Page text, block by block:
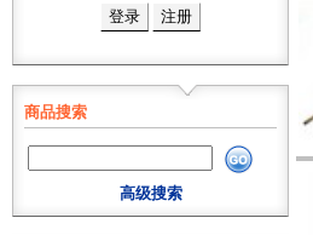
商品搜索
高级搜索